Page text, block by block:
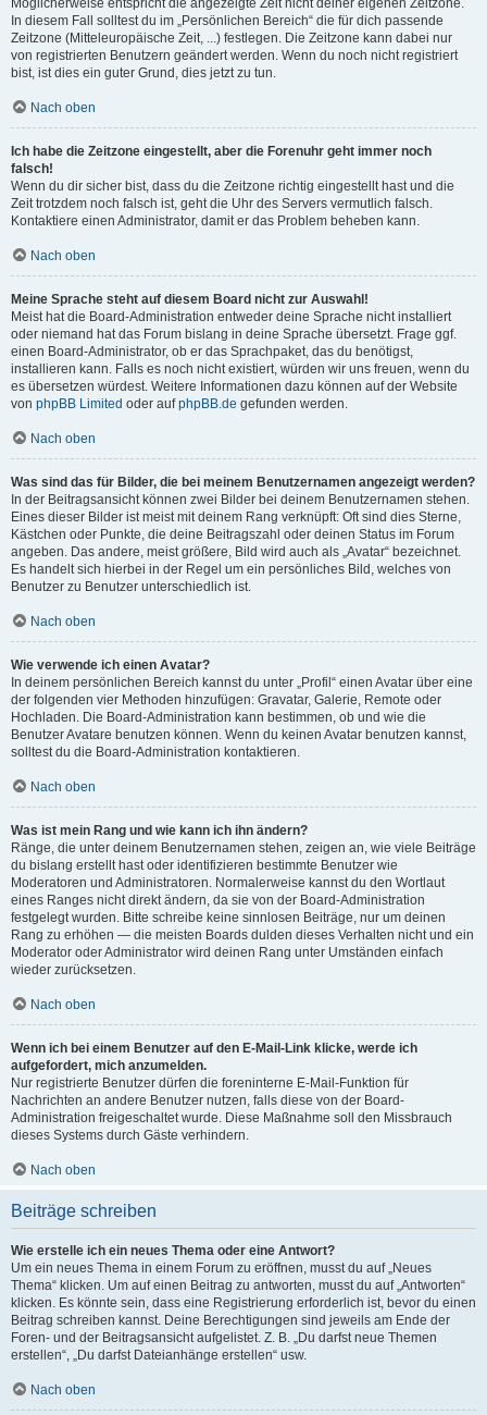
Möglicherweise entspricht die angezeigte Zeit nicht deiner eigenen Zeitzone.
In diesem Fall solltest du im „Persönlichen Bereich“ die für dich passende
Zeitzone (Mitteleuropäische Zeit, ...) festlegen. Die Zeitzone kann dabei nur
von registrierten Benutzern geändert werden. Wenn du noch nicht registriert
bist, ist dies ein guter Grund, dies jetzt zu tun.
Nach oben
Ich habe die Zeitzone eingestellt, aber die Forenuhr geht immer noch
falsch!
Wenn du dir sicher bist, dass du die Zeitzone richtig eingestellt hast und die
Zeit trotzdem noch falsch ist, geht die Uhr des Servers vermutlich falsch.
Kontaktiere einen Administrator, damit er das Problem beheben kann.
Nach oben
Meine Sprache steht auf diesem Board nicht zur Auswahl!
Meist hat die Board-Administration entweder deine Sprache nicht installiert
oder niemand hat das Forum bislang in deine Sprache übersetzt. Frage ggf.
einen Board-Administrator, ob er das Sprachpaket, das du benötigst,
installieren kann. Falls es noch nicht existiert, würden wir uns freuen, wenn du
es übersetzen würdest. Weitere Informationen dazu können auf der Website
von phpBB Limited oder aufphpBB.de gefunden werden.
Nach oben
Was sind das für Bilder, die bei meinem Benutzernamen angezeigt werden?
In der Beitragsansicht können zwei Bilder bei deinem Benutzernamen stehen.
Eines dieser Bilder ist meist mit deinem Rang verknüpft: Oft sind dies Sterne,
Kästchen oder Punkte, die deine Beitragszahl oder deinen Status im Forum
angeben. Das andere, meist größere, Bild wird auch als „Avatar“ bezeichnet.
Es handelt sich hierbei in der Regel um ein persönliches Bild, welches von
Benutzer zu Benutzer unterschiedlich ist.
Nach oben
Wie verwende ich einen Avatar?
In deinem persönlichen Bereich kannst du unter „Profil“ einen Avatar über eine
der folgenden vier Methoden hinzufügen: Gravatar, Galerie, Remote oder
Hochladen. Die Board-Administration kann bestimmen, ob und wie die
Benutzer Avatare benutzen können. Wenn du keinen Avatar benutzen kannst,
solltest du die Board-Administration kontaktieren.
Nach oben
Was ist mein Rang und wie kann ich ihn ändern?
Ränge, die unter deinem Benutzernamen stehen, zeigen an, wie viele Beiträge
du bislang erstellt hast oder identifizieren bestimmte Benutzer wie
Moderatoren und Administratoren. Normalerweise kannst du den Wortlaut
eines Ranges nicht direkt ändern, da sie von der Board-Administration
festgelegt wurden. Bitte schreibe keine sinnlosen Beiträge, nur um deinen
Rang zu erhöhen — die meisten Boards dulden dieses Verhalten nicht und ein
Moderator oder Administrator wird deinen Rang unter Umständen einfach
wieder zurücksetzen.
Nach oben
Wenn ich bei einem Benutzer auf den E-Mail-Link klicke, werde ich
aufgefordert, mich anzumelden.
Nur registrierte Benutzer dürfen die foreninterne E-Mail-Funktion für
Nachrichten an andere Benutzer nutzen, falls diese von der Board-
Administration freigeschaltet wurde. Diese Maßnahme soll den Missbrauch
dieses Systems durch Gäste verhindern.
Nach oben
Beiträge schreiben
Wie erstelle ich ein neues Thema oder eine Antwort?
Um ein neues Thema in einem Forum zu eröffnen, musst du auf „Neues
Thema“ klicken. Um auf einen Beitrag zu antworten, musst du auf „Antworten“
klicken. Es könnte sein, dass eine Registrierung erforderlich ist, bevor du einen
Beitrag schreiben kannst. Deine Berechtigungen sind jeweils am Ende der
Foren- und der Beitragsansicht aufgelistet. Z. B. „Du darfst neue Themen
erstellen“, „Du darfst Dateianhänge erstellen“ usw.
Nach oben